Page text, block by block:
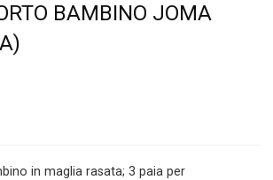
BAMBINO JOMA
in maglia rasata; 3 paia per